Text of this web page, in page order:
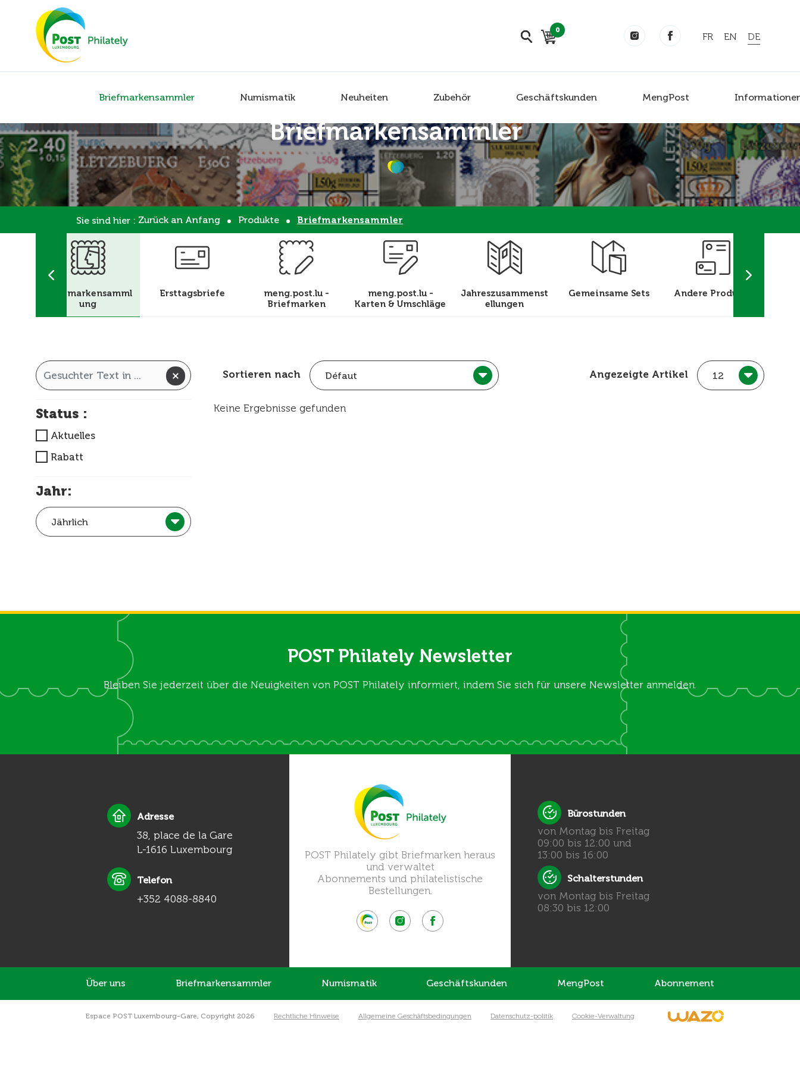
Briefmarkensammler Numismatik Neuheiten Zubehör Geschäftskunden MengPost
0
FR EN DE
Briefmarkensammler
Sie sind hier : Zurück an Anfang Produkte Briefmarkensammler
Briefmarkensamml
ung
Ersttagsbriefe
meng.post.lu -
Briefmarken
meng.post.lu -
Karten & Umschläge
Jahreszusammenst
ellungen
Gemeinsame Sets Andere Produkte
Status :
Aktuelles
Rabatt
Jahr:
Jährlich
Sortieren nach Défaut Angezeigte Artikel 12
Keine Ergebnisse gefunden
POST Philately Newsletter
Bleiben Sie jederzeit über die Neuigkeiten von POST Philately informiert, indem Sie sich für unsere Newsletter anmelden.
POST Philately gibt Briefmarken heraus
und verwaltet
Abonnements und philatelistische
Bestellungen.
Adresse
38, place de la Gare
L-1616 Luxembourg
Telefon
+352 4088-8840
Bürostunden
von Montag bis Freitag
09:00 bis 12:00 und
13:00 bis 16:00
Schalterstunden
von Montag bis Freitag
08:30 bis 12:00
Über uns Briefmarkensammler Numismatik Geschäftskunden MengPost Abonnement
Espace POST Luxembourg-Gare, Copyright 2026 Rechtliche Hinweise Allgemeine Geschäftsbedingungen Datenschutz-politik Cookie-Verwaltung